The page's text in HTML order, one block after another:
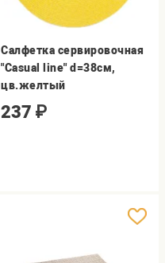
Салфетка сервировочная
"Casual line" d=38см,
цв.желтый
237 ₽